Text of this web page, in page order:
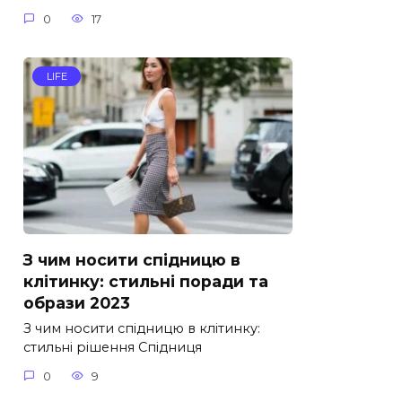
0 17
LIFE
З чим носити спідницю в
клітинку: стильні поради та
образи 2023
З чим носити спідницю в клітинку:
стильні рішення Спідниця
0 9